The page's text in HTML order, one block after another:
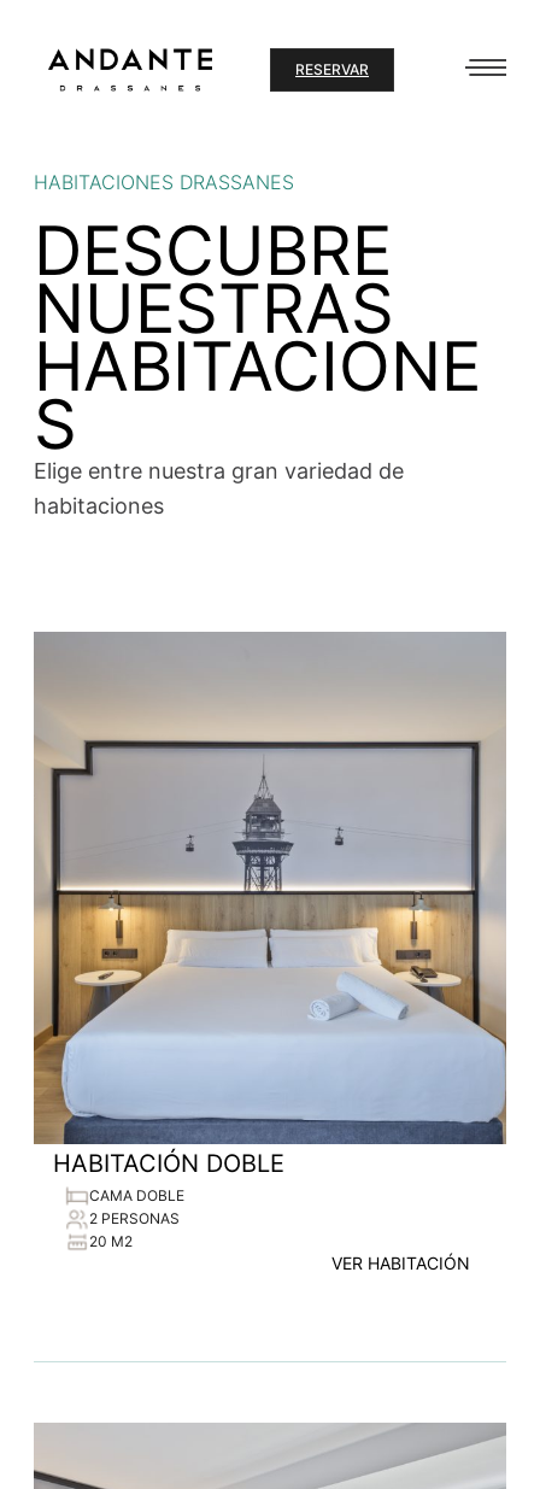
contenido
RESERVAR
HABITACIONES DRASSANES
DESCUBRE
NUESTRAS
HABITACIONE
S
Elige entre nuestra gran variedad de
habitaciones
HABITACIÓN DOBLE
CAMA DOBLE
2 PERSONAS
20 M2
VER HABITACIÓN